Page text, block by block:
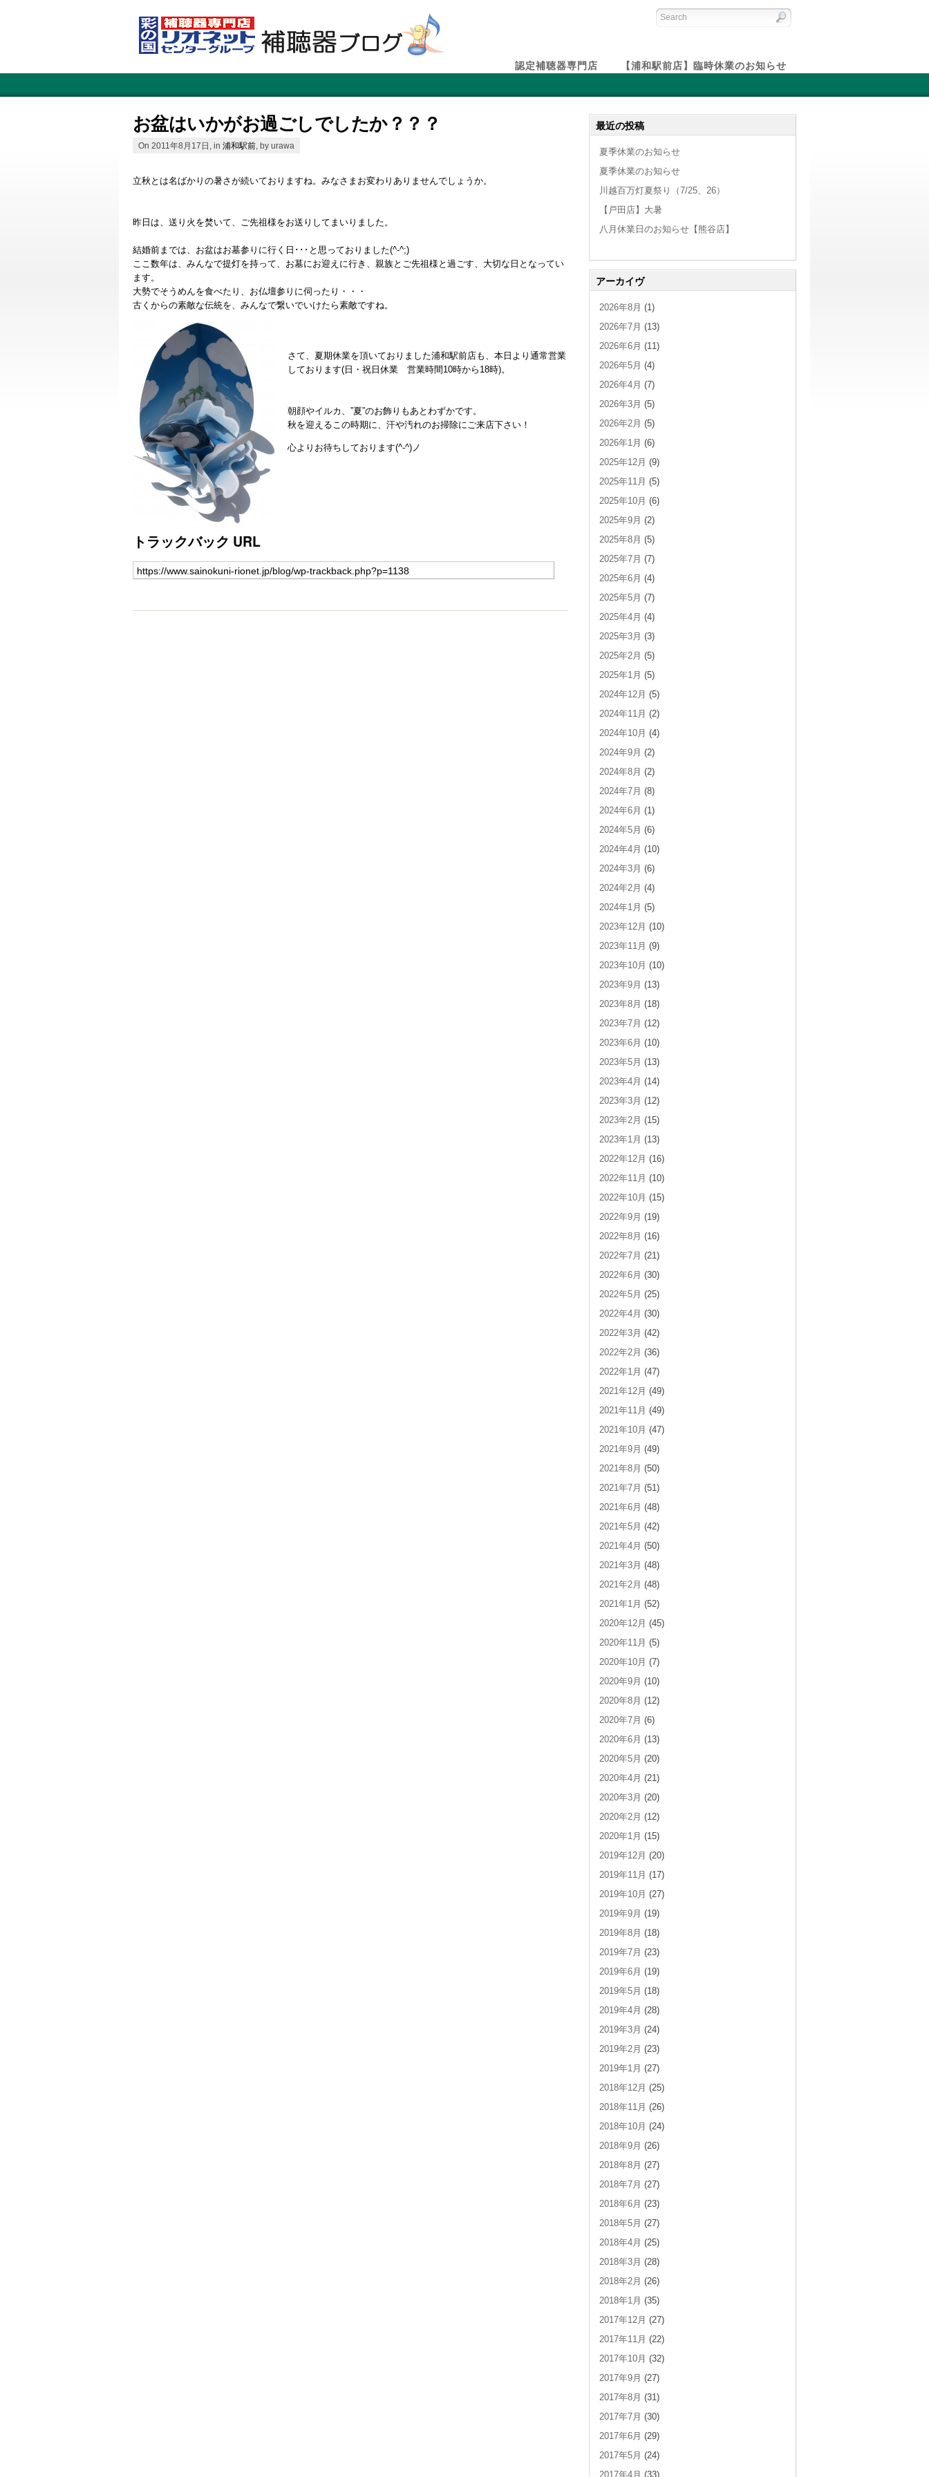
【浦和駅前店】臨時休業のお知らせ
認定補聴器専門店
お盆はいかがお過ごしでしたか？？？
On 2011年8月17日, in 浦和駅前 , by urawa
立秋とは名ばかりの暑さが続いておりますね。みなさまお変わりありませんでしょうか。
昨日は、送り火を焚いて、ご先祖様をお送りしてまいりました。
結婚前までは、お盆はお墓参りに行く日･･･と思っておりました(^-^;)
ここ数年は、みんなで提灯を持って、お墓にお迎えに行き、親族とご先祖様と過ごす、大切な日となってい
ます。
大勢でそうめんを食べたり、お仏壇参りに伺ったり・・・
古くからの素敵な伝統を、みんなで繋いでいけたら素敵ですね。
さて、夏期休業を頂いておりました浦和駅前店も、本日より通常営業
しております(日・祝日休業 営業時間10時から18時)。
朝顔やイルカ、”夏”のお飾りもあとわずかです。
秋を迎えるこの時期に、汗や汚れのお掃除にご来店下さい！
心よりお待ちしております(^-^)ノ
トラックバック URL
最近の投稿
夏季休業のお知らせ
夏季休業のお知らせ
川越百万灯夏祭り（7/25、26）
【戸田店】大暑
八月休業日のお知らせ【熊谷店】
アーカイヴ
2026年8月 (1)
2026年7月 (13)
2026年6月 (11)
2026年5月 (4)
2026年4月 (7)
2026年3月 (5)
2026年2月 (5)
2026年1月 (6)
2025年12月 (9)
2025年11月 (5)
2025年10月 (6)
2025年9月 (2)
2025年8月 (5)
2025年7月 (7)
2025年6月 (4)
2025年5月 (7)
2025年4月 (4)
2025年3月 (3)
2025年2月 (5)
2025年1月 (5)
2024年12月 (5)
2024年11月 (2)
2024年10月 (4)
2024年9月 (2)
2024年8月 (2)
2024年7月 (8)
2024年6月 (1)
2024年5月 (6)
2024年4月 (10)
2024年3月 (6)
2024年2月 (4)
2024年1月 (5)
2023年12月 (10)
2023年11月 (9)
2023年10月 (10)
2023年9月 (13)
2023年8月 (18)
2023年7月 (12)
2023年6月 (10)
2023年5月 (13)
2023年4月 (14)
2023年3月 (12)
2023年2月 (15)
2023年1月 (13)
2022年12月 (16)
2022年11月 (10)
2022年10月 (15)
2022年9月 (19)
2022年8月 (16)
2022年7月 (21)
2022年6月 (30)
2022年5月 (25)
2022年4月 (30)
2022年3月 (42)
2022年2月 (36)
2022年1月 (47)
2021年12月 (49)
2021年11月 (49)
2021年10月 (47)
2021年9月 (49)
2021年8月 (50)
2021年7月 (51)
2021年6月 (48)
2021年5月 (42)
2021年4月 (50)
2021年3月 (48)
2021年2月 (48)
2021年1月 (52)
2020年12月 (45)
2020年11月 (5)
2020年10月 (7)
2020年9月 (10)
2020年8月 (12)
2020年7月 (6)
2020年6月 (13)
2020年5月 (20)
2020年4月 (21)
2020年3月 (20)
2020年2月 (12)
2020年1月 (15)
2019年12月 (20)
2019年11月 (17)
2019年10月 (27)
2019年9月 (19)
2019年8月 (18)
2019年7月 (23)
2019年6月 (19)
2019年5月 (18)
2019年4月 (28)
2019年3月 (24)
2019年2月 (23)
2019年1月 (27)
2018年12月 (25)
2018年11月 (26)
2018年10月 (24)
2018年9月 (26)
2018年8月 (27)
2018年7月 (27)
2018年6月 (23)
2018年5月 (27)
2018年4月 (25)
2018年3月 (28)
2018年2月 (26)
2018年1月 (35)
2017年12月 (27)
2017年11月 (22)
2017年10月 (32)
2017年9月 (27)
2017年8月 (31)
2017年7月 (30)
2017年6月 (29)
2017年5月 (24)
2017年4月 (33)